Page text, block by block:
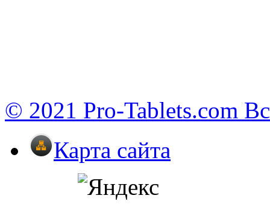
© 2021 Pro-Tablets.com
Карта сайта